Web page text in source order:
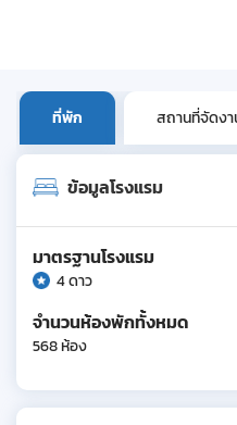
ที่พัก สถานที่จัดง
ข้อมูลโรงแรม
มาตรฐานโรงแรม
4 ดาว
จำนวนห้องพักทั้งหมด
568 ห้อง